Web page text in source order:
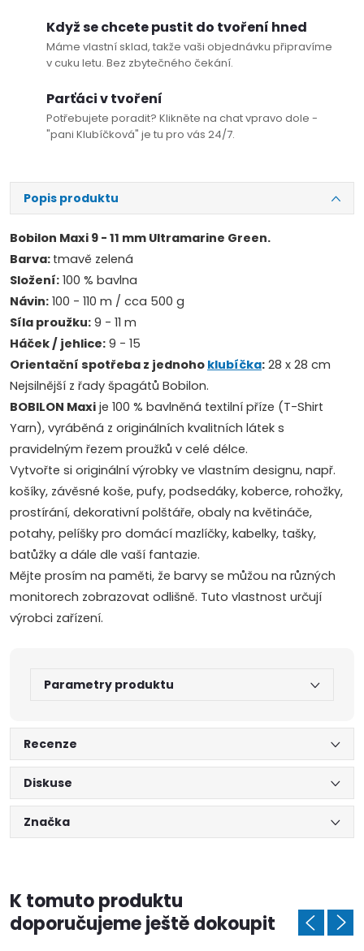
Když se chcete pustit do tvoření hned
Máme vlastní sklad, takže vaši objednávku připravíme
v cuku letu. Bez zbytečného čekání.
Parťáci v tvoření
Potřebujete poradit? Klikněte na chat vpravo dole -
"pani Klubíčková" je tu pro vás 24/7.
Popis produktu
Bobilon Maxi 9 - 11 mm Ultramarine Green.
Barva: tmavě zelená
Složení: 100 % bavlna
Návin: 100 - 110 m / cca 500 g
Síla proužku: 9 - 11 m
Háček / jehlice: 9 - 15
Orientační spotřeba z jednoho klubíčka: 28 x 28 cm
Nejsilnější z řady špagátů Bobilon.
BOBILON Maxi je 100 % bavlněná textilní příze (T-Shirt
Yarn), vyráběná z originálních kvalitních látek s
pravidelným řezem proužků v celé délce.
Vytvořte si originální výrobky ve vlastním designu, např.
košíky, závěsné koše, pufy, podsedáky, koberce, rohožky,
prostírání, dekorativní polštáře, obaly na květináče,
potahy, pelíšky pro domácí mazlíčky, kabelky, tašky,
batůžky a dále dle vaší fantazie.
Mějte prosím na paměti, že barvy se můžou na různých
monitorech zobrazovat odlišně. Tuto vlastnost určují
výrobci zařízení.
Parametry produktu
Recenze
Diskuse
Značka
K tomuto produktu
doporučujeme ještě dokoupit